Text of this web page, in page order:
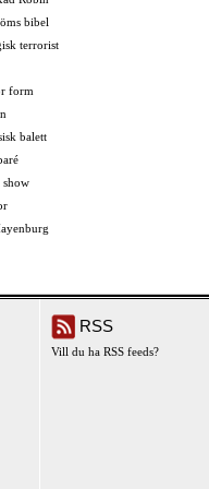
bibel
terrorist
form
balett
show
RSS
Vill du ha RSS feeds?